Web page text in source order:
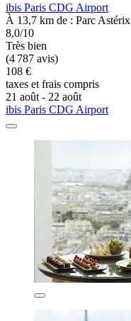
ibis Paris CDG Airport
À 13,7 km de : Parc Astérix
8,0/10
Très bien
(4 787 avis)
108 €
taxes et frais compris
21 août - 22 août
ibis Paris CDG Airport